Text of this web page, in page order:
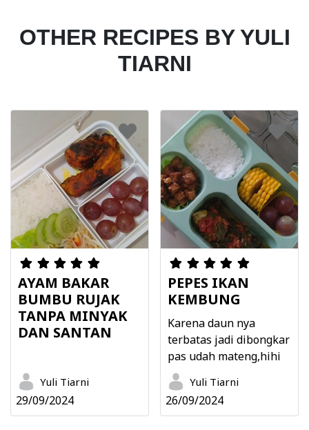
OTHER RECIPES BY YULI
TIARNI
AYAM BAKAR
BUMBU RUJAK
TANPA MINYAK
DAN SANTAN
Yuli Tiarni
29/09/2024
PEPES IKAN
KEMBUNG
Karena daun nya
terbatas jadi dibongkar
pas udah mateng,hihi
Yuli Tiarni
26/09/2024